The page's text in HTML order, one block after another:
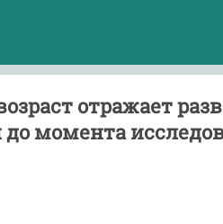
отражает
момента